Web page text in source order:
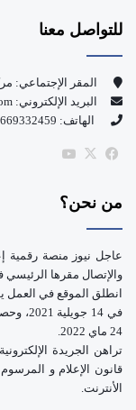
للتواصل معنا
المقر الإجتماعي:
البريد الإلكتروني: contact.aajil@gmail.com
الهاتف: 0669332459
فيسبوك
‫X
من نحن؟
عاجل نيوز منصة رقمية
والإتصال مقرها
في 14
24 ماي 2022.
تراهن الجريدة
قانون الإعلام و
الأنترنت.